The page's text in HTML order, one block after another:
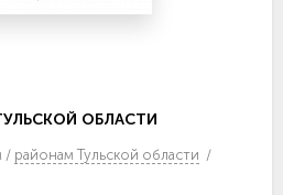
ОБЛАСТИ
/ районам Тульской области /